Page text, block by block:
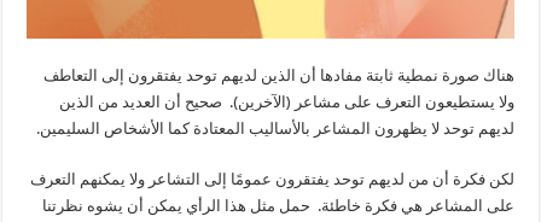
هناك صورة نمطية ثابتة مفادها أن الذين لديهم توحد يفتقرون إلى التعاطف
ولا يستطيعون التعرف على مشاعر (الآخرين). صحيح أن العديد من الذين
لديهم توحد لا يظهرون المشاعر بالأساليب المعتادة كما الأشخاص السليمين.
لكن فكرة أن من لديهم توحد يفتقرون عمومًا إلى التشاعر ولا يمكنهم التعرف
على المشاعر هي فكرة خاطئة. حمل مثل هذا الرأي يمكن أن يشوه نظرتنا